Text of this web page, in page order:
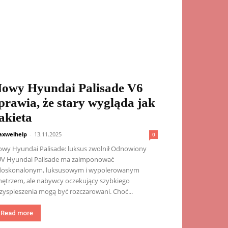
Hyundai Palisade V6
że ​​stary wygląda jak
- 13.11.2025 0
Hyundai Palisade: luksus zwolnił Odnowiony
Hyundai Palisade ma zaimponować
luksusowym i wypolerowanym
ale nabywcy oczekujący szybkiego
mogą być rozczarowani. Choć...
Read more